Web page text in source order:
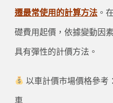
遷最常使用的計算方法 。
礎費用起價，依據變動因
具有彈性的計價方法。
以車計價市場價格參考
車